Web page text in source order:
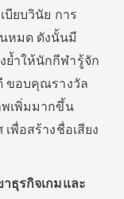
บียบวินัย การ
หมด ดังนั้นมี
ย้ำให้นักกีฬารู้จัก
ขอบคุณรางวัล
เพิ่มมากขึ้น
พื่อสร้างชื่อเสียง
ธุรกิจเกมและ